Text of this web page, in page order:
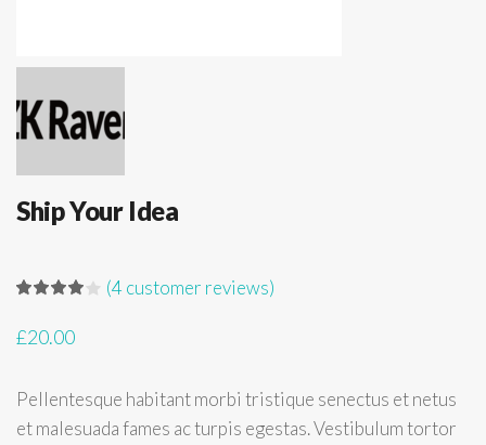
Ship Your Idea
(4 customer reviews)
£20.00
Pellentesque habitant morbi tristique senectus et netus
et malesuada fames ac turpis egestas. Vestibulum tortor